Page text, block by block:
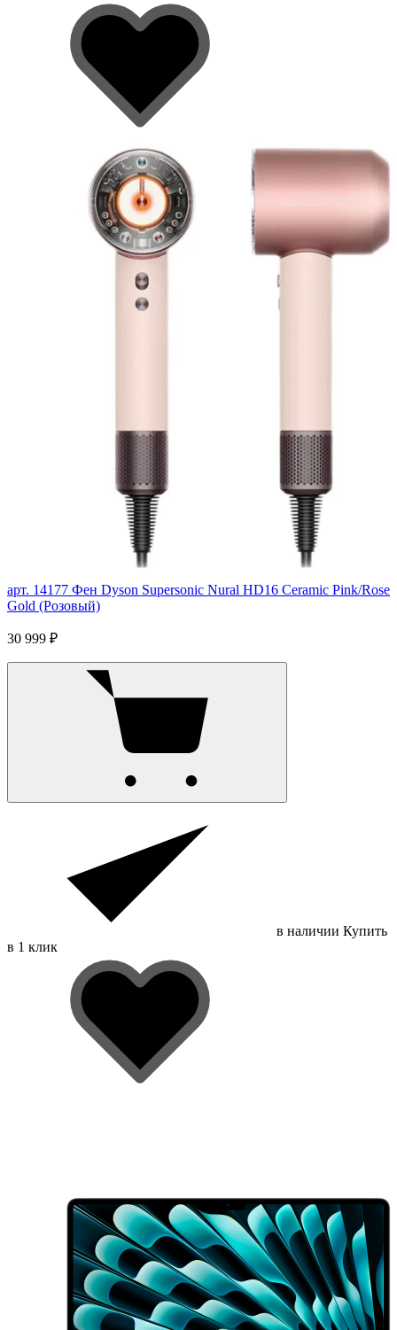
арт. 14177 Фен Dyson Supersonic Nural HD16 Ceramic Pink/Rose
Gold (Розовый)
30 999 ₽
в наличии Купить
в 1 клик